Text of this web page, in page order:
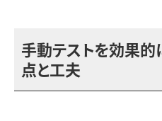
手動テストを効果
点と工夫